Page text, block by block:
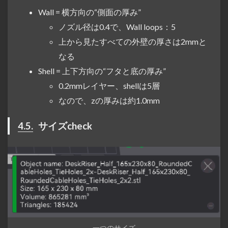
Wall = 横方向の“側面の厚み”
ノズル径は0.4で、Wall loops：5
上から見たすべての外壁の厚さは2mmと
なる
Shell = 上下方向の“フタと底の厚み”
0.2mmレイヤー、shellは5層
なので、zの厚みは約1.0mm
4.5. サイズcheck